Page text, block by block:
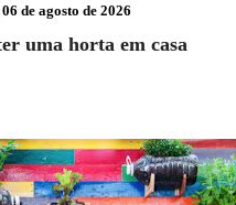
de agosto de 2026
uma horta em casa